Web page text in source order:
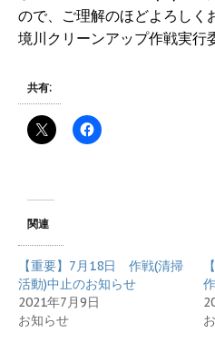
ので、ご理解のほどよろしく
境川クリーンアップ作戦実行
共有:
関連
【重要】7月18日 作戦(清掃
活動)中止のお知らせ
2021年7月9日
お知らせ